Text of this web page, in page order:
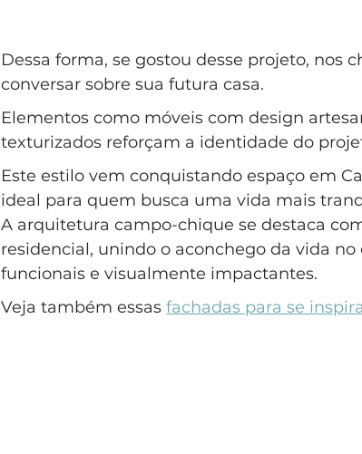
Dessa forma, se gostou desse projeto, nos
conversar sobre sua futura casa.
Elementos como móveis com design
texturizados reforçam a identidade do
Este estilo vem conquistando espaço em
ideal para quem busca uma vida mais
A arquitetura campo-chique se destaca
residencial, unindo o aconchego da vida
funcionais e visualmente impactantes.
Veja também essas fachadas para se